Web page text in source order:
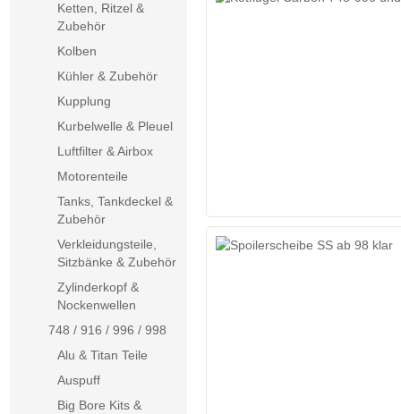
Ketten, Ritzel &
Zubehör
Kolben
Kühler & Zubehör
Kupplung
Kurbelwelle & Pleuel
Luftfilter & Airbox
Motorenteile
Tanks, Tankdeckel &
Zubehör
Verkleidungsteile,
Sitzbänke & Zubehör
Zylinderkopf &
Nockenwellen
748 / 916 / 996 / 998
Alu & Titan Teile
Auspuff
Big Bore Kits &